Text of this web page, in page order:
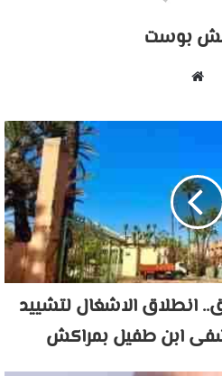
بوست
انطلاق الاشغال لتشييد
ابن طفيل بمراكش